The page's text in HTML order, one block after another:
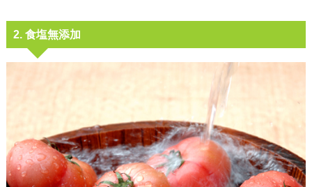
2. 食塩無添加